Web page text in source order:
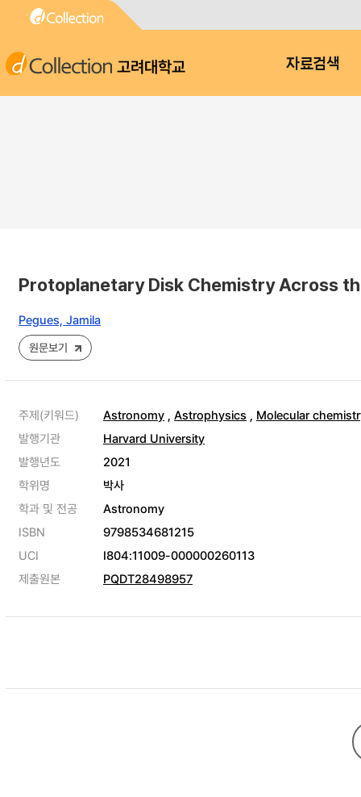
고려대학교 자료검색
Protoplanetary Disk Chemistry Across
Pegues, Jamila
원문보기
주제(키워드) Astronomy , Astrophysics , Molecular
발행기관
Harvard University
발행년도
2021
학위명
박사
학과 및 전공
Astronomy
ISBN
9798534681215
UCI
I804:11009-000000260113
제출원본
PQDT28498957